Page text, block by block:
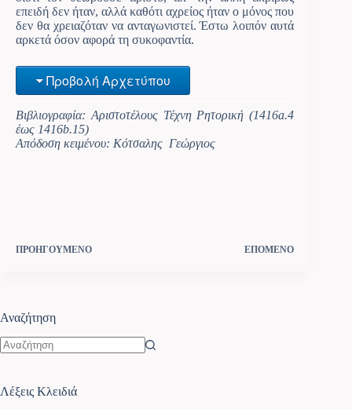
επειδή δεν ήταν, αλλά καθότι αχρείος ήταν ο μόνος που
δεν θα χρειαζόταν να ανταγωνιστεί. Έστω λοιπόν αυτά
αρκετά όσον αφορά τη συκοφαντία.
Προβολή Αρχετύπου
Βιβλιογραφία: Αριστοτέλους Τέχνη Ρητορική (1416a.4
έως 1416b.15)
Απόδοση κειμένου: Κότσαλης Γεώργιος
ΠΡΟΗΓΟΥΜΕΝΟ ΕΠΟΜΕΝΟ
Αναζήτηση
Λέξεις Κλειδιά